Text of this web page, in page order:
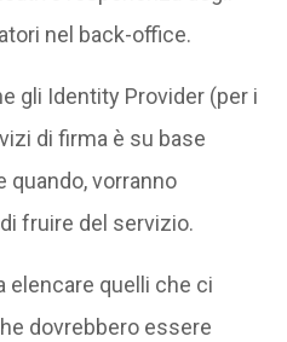
nel back-office.
gli Identity Provider (per i
di firma è su base
quando, vorranno
fruire del servizio.
elencare quelli che ci
dovrebbero essere